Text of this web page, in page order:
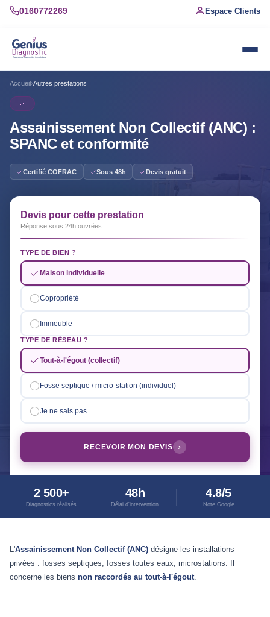
0160772269 Espace Clients
Accueil›Autres prestations
Assainissement Non Collectif (ANC) :
SPANC et conformité
Certifié COFRAC Sous 48h Devis gratuit
Devis pour cette prestation
Réponse sous 24h ouvrées
TYPE DE BIEN ?
Maison individuelle
Copropriété
Immeuble
TYPE DE RÉSEAU ?
Tout-à-l'égout (collectif)
Fosse septique / micro-station (individuel)
Je ne sais pas
RECEVOIR MON DEVIS
2 500+
Diagnostics réalisés
48h
Délai d'intervention
4.8/5
Note Google
L'Assainissement Non Collectif (ANC) désigne les installations
privées : fosses septiques, fosses toutes eaux, microstations. Il
concerne les biens non raccordés au tout-à-l'égout.